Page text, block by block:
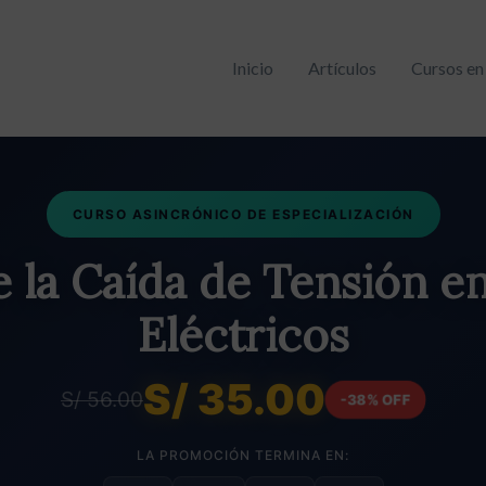
Inicio Artículos Cursos
CURSO ASINCRÓNICO DE ESPECIALIZACIÓN
la Caída de Tensión
Eléctricos
S/ 56.00S/ 35.00 -38% OFF
LA PROMOCIÓN TERMINA EN: